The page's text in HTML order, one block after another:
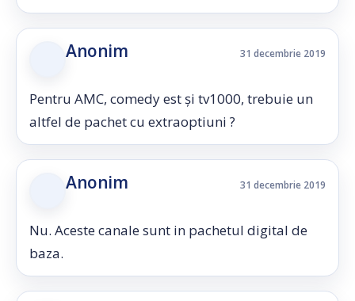
Anonim 31 decembrie 2019
Pentru AMC, comedy est și tv1000, trebuie un
altfel de pachet cu extraoptiuni ?
Anonim 31 decembrie 2019
Nu. Aceste canale sunt in pachetul digital de
baza.